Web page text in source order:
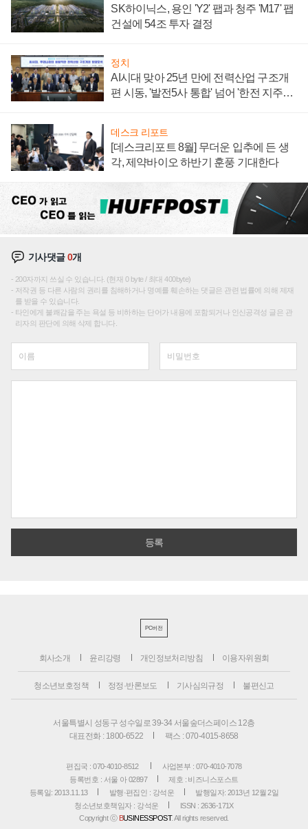
SK하이닉스, 용인 'Y2' 팹과 청주 'M17' 팹
건설에 54조 투자 결정
정치
AI시대 맞아 25년 만에 전력산업 구조개
편 시동, '발전5사 통합' 넘어 '한전 지주사'
데스크 리포트
[데스크리포트 8월] 무더운 입추에 든 생
각, 제약바이오 하반기 훈풍 기대한다
기사댓글0개
200자까지 쓰실 수 있습니다. (현재 0 byte / 최대 400byte)
저작권 등 다른 사람의 권리를 침해하거나 명예를 훼손하는 댓글은 관련 법률에 의해 제재
를 받을 수 있습니다.
타인에게 불쾌감을 주는 욕설 등 비하하는 단어가 내용에 포함되거나 인신공격성 글은 관
리자의 판단에 의해 삭제 합니다.
PC버전
회사소개 윤리강령 개인정보처리방침 이용자위원회
청소년보호정책 정정·반론보도 기사심의규정 불편신고
서울특별시 성동구 성수일로 39-34 서울숲더스페이스 12층
대표전화 : 1800-6522
팩스 : 070-4015-8658
편집국 : 070-4010-8512
사업본부 : 070-4010-7078
등록번호 : 서울 아 02897
제호 : 비즈니스포스트
등록일: 2013.11.13
발행·편집인 : 강석운
발행일자: 2013년 12월 2일
청소년보호책임자 : 강석운
ISSN : 2636-171X
Copyright ⓒ BUSINESSPOST. All rights reserved.